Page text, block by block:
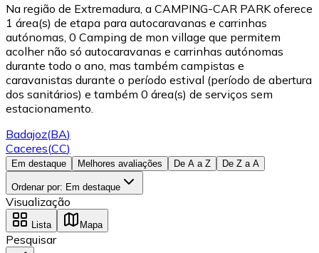
Na região de Extremadura, a CAMPING-CAR PARK oferece
1 área(s) de etapa para autocaravanas e carrinhas
autónomas, 0 Camping de mon village que permitem
acolher não só autocaravanas e carrinhas autónomas
durante todo o ano, mas também campistas e
caravanistas durante o período estival (período de abertura
dos sanitários) e também 0 área(s) de serviços sem
estacionamento.
Badajoz(BA)
Caceres(CC)
Em destaque Melhores avaliações De A a Z De Z a A
Ordenar por: Em destaque
Visualização
Lista Mapa
Pesquisar